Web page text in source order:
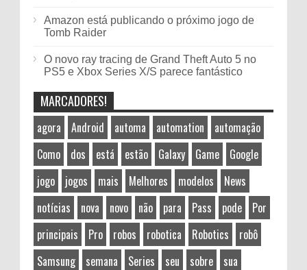
Amazon está publicando o próximo jogo de
Tomb Raider
O novo ray tracing de Grand Theft Auto 5 no
PS5 e Xbox Series X/S parece fantástico
MARCADORES!
agora Android automa automation
automação
Como
dos está estão Galaxy Game
Google
jogo
jogos mais Melhores modelos
News
notícias
nova novo não para Pass pode
Por
principais
Pro robos robotica Robotics
robô
Samsung
semana Series seu sobre
sua